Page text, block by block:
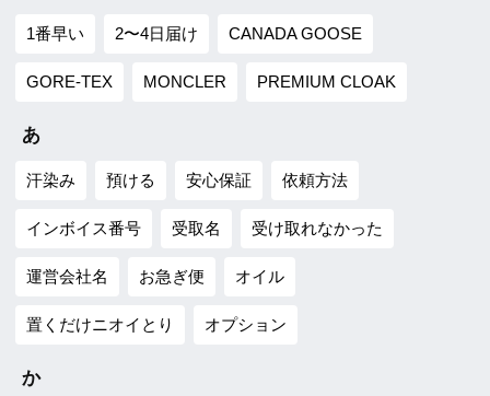
1番早い 2〜4日届け CANADA GOOSE
GORE-TEX MONCLER PREMIUM CLOAK
あ
汗染み 預ける 安心保証 依頼方法
インボイス番号 受取名 受け取れなかった
運営会社名 お急ぎ便 オイル
置くだけニオイとり オプション
か